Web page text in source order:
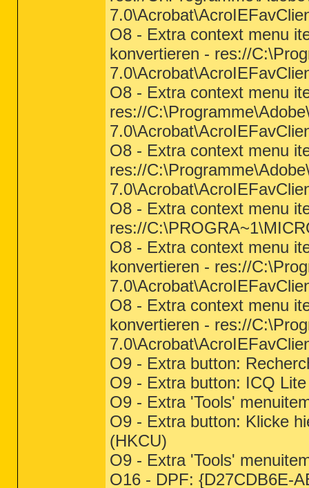
O8 - Extra context menu
konvertieren - res://
O8 - Extra context menu
res://
O8 - Extra context menu
res://
O8 - Extra context menu
res://
O8 - Extra context menu
konvertieren - res://
O8 - Extra context menu
konvertieren - res://
O9 - Extra button:
O9 - Extra button: ICQ
O9 - Extra 'Tools'
O9 - Extra button: Klicke
(HKCU)
O9 - Extra 'Tools'
O16 - DPF: {D27CDB6E-